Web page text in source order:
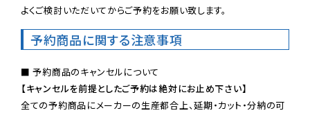
よくご検討いただいてからご予約をお願い致します。
予約商品に関する注意事項
【キャンセルを前提としたご予約は絶対にお止め下さい】
全ての予約商品にメーカーの生産都合上、延期・カット・分納の可